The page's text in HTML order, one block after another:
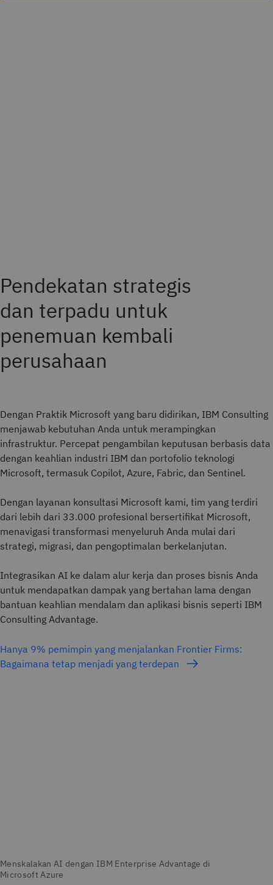
Pendekatan strategis
dan terpadu untuk
penemuan kembali
perusahaan
Dengan Praktik Microsoft yang baru didirikan, IBM Consulting
menjawab kebutuhan Anda untuk merampingkan
infrastruktur. Percepat pengambilan keputusan berbasis data
dengan keahlian industri IBM dan portofolio teknologi
Microsoft, termasuk Copilot, Azure, Fabric, dan Sentinel.
Dengan layanan konsultasi Microsoft kami, tim yang terdiri
dari lebih dari 33.000 profesional bersertifikat Microsoft,
menavigasi transformasi menyeluruh Anda mulai dari
strategi, migrasi, dan pengoptimalan berkelanjutan.
Integrasikan AI ke dalam alur kerja dan proses bisnis Anda
untuk mendapatkan dampak yang bertahan lama dengan
bantuan keahlian mendalam dan aplikasi bisnis seperti IBM
Consulting Advantage.
Hanya 9% pemimpin yang menjalankan Frontier Firms:
Bagaimana tetap menjadi yang terdepan